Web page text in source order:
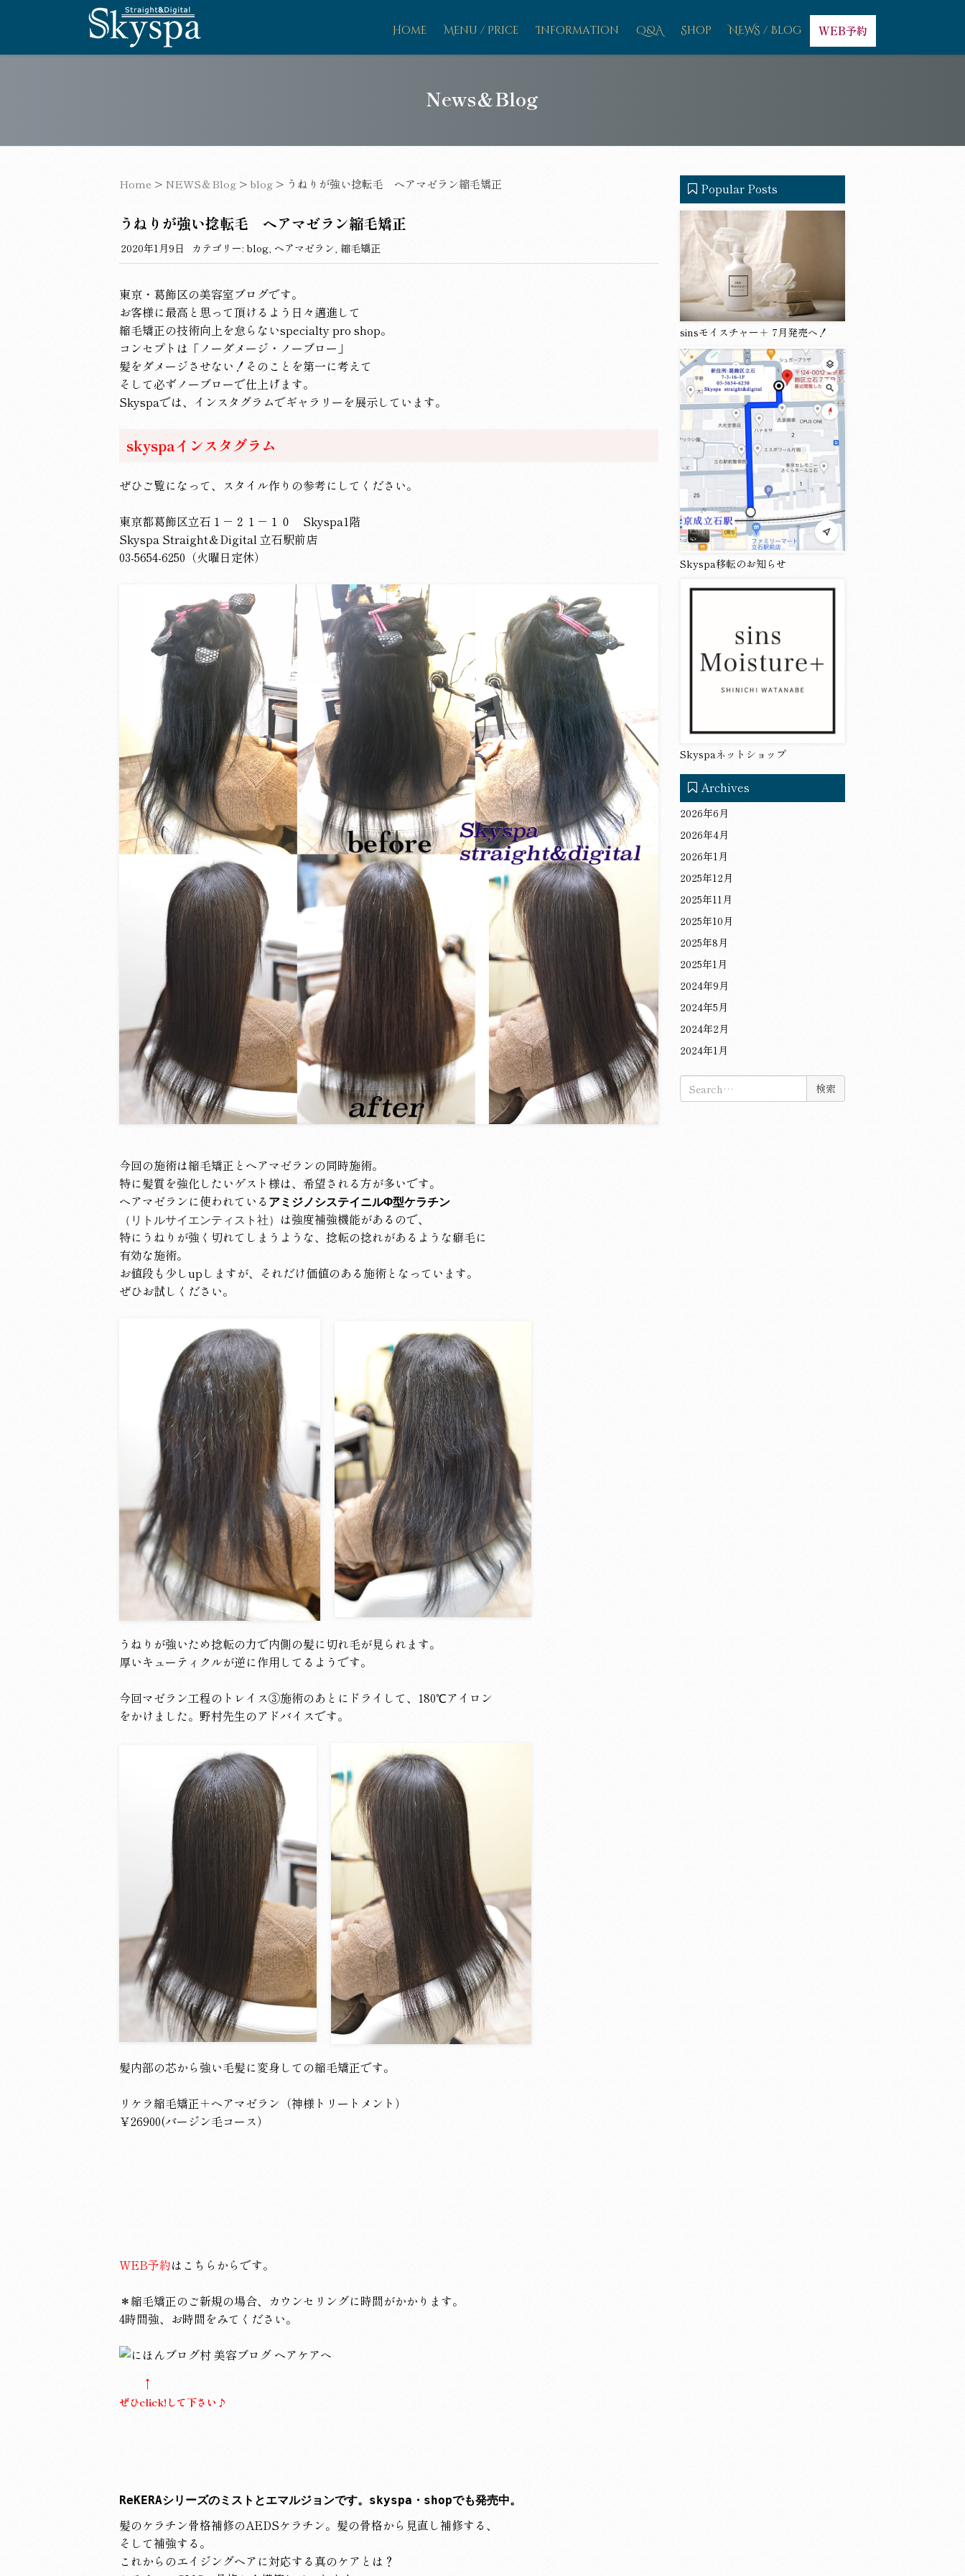
Home Menu / Price Information Q&A Shop NEWS / Blog WEB予約
News＆Blog
Home > NEWS＆Blog >blog > うねりが強い捻転毛 ヘアマゼラン縮毛矯正
うねりが強い捻転毛 ヘアマゼラン縮毛矯正
2020年1月9日 カテゴリー: blog, ヘアマゼラン, 縮毛矯正
東京・葛飾区の美容室ブログです。
お客様に最高と思って頂けるよう日々邁進して
縮毛矯正の技術向上を怠らないspecialty pro shop。
コンセプトは「ノーダメージ・ノーブロー」
髪をダメージさせない！そのことを第一に考えて
そして必ずノーブローで仕上げます。
Skyspaでは、インスタグラムでギャラリーを展示しています。
skyspaインスタグラム
ぜひご覧になって、スタイル作りの参考にしてください。
東京都葛飾区立石１－２１－１０ Skyspa1階
Skyspa Straight＆Digital 立石駅前店
03-5654-6250（火曜日定休）
今回の施術は縮毛矯正とヘアマゼランの同時施術。
特に髪質を強化したいゲスト様は、希望される方が多いです。
ヘアマゼランに使われている アミジノシステイニルΦ型ケラチン
（リトルサイエンティスト社） は強度補強機能があるので、
特にうねりが強く切れてしまうような、捻転の捻れがあるような癖毛に
有効な施術。
お値段も少しupしますが、それだけ価値のある施術となっています。
ぜひお試しください。
うねりが強いため捻転の力で内側の髪に切れ毛が見られます。
厚いキューティクルが逆に作用してるようです。
今回マゼラン工程のトレイス③施術のあとにドライして、180℃アイロン
をかけました。野村先生のアドバイスです。
髪内部の芯から強い毛髪に変身しての縮毛矯正です。
リケラ縮毛矯正＋ヘアマゼラン（神様トリートメント）
￥26900(バージン毛コース）
WEB予約はこちらからです。
＊縮毛矯正のご新規の場合、カウンセリングに時間がかかります。
4時間強、お時間をみてください。
↑
ぜひclick!して下さい♪
ReKERAシリーズのミストとエマルジョンです。skyspa・shopでも発売中。
髪のケラチン骨格補修のAEDSケラチン。髪の骨格から見直し補修する、
そして補強する。
これからのエイジングヘアに対応する真のケアとは？
Popular Posts
sinsモイスチャー＋ 7月発売へ！
Skyspa移転のお知らせ
Skyspaネットショップ
Archives
2026年6月
2026年4月
2026年1月
2025年12月
2025年11月
2025年10月
2025年8月
2025年1月
2024年9月
2024年5月
2024年2月
2024年1月
検
索: